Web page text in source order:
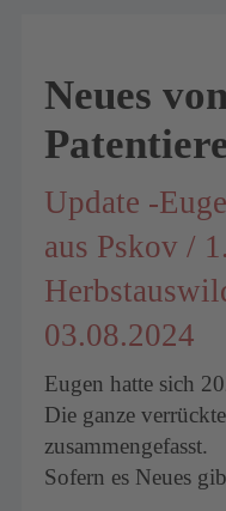
Neues
Update -
aus Pskov / 1.
03.08.2024
Eugen hatte sich
Die ganze
zusammengefasst.
Sofern es Neues